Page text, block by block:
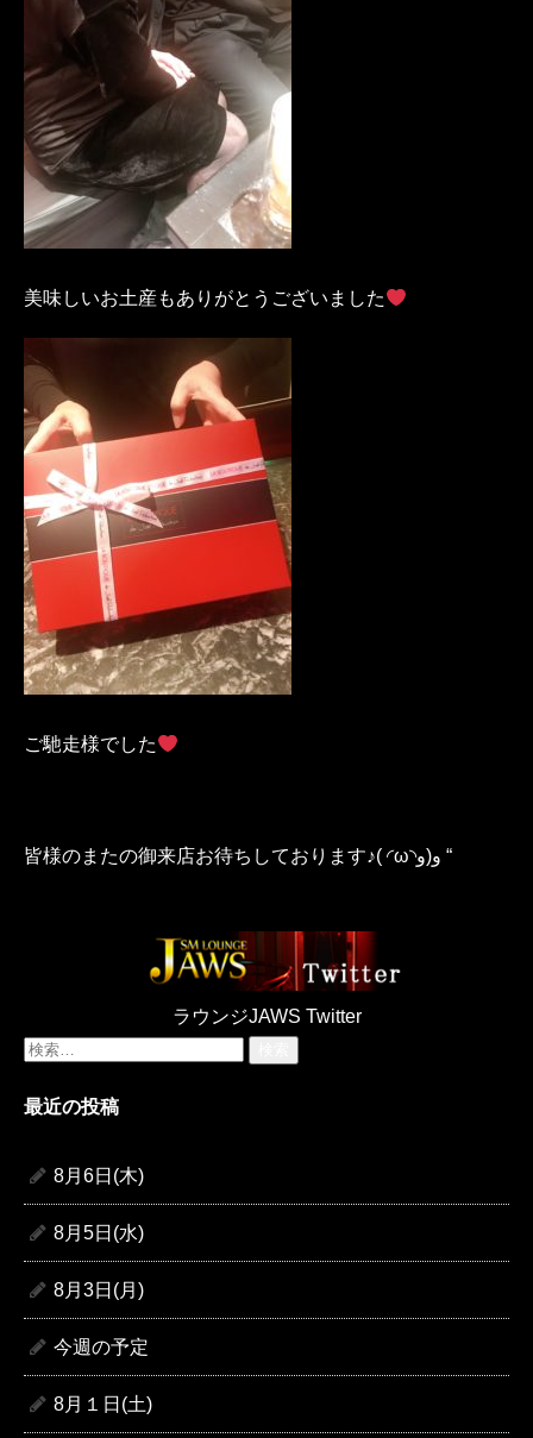
美味しいお土産もありがとうございました
ご馳走様でした
皆様のまたの御来店お待ちしております♪( ◜ω◝و(و “
ラウンジJAWS Twitter
検
最近の投稿
8月6日(木)
8月5日(水)
8月3日(月)
今週の予定
8月１日(土)